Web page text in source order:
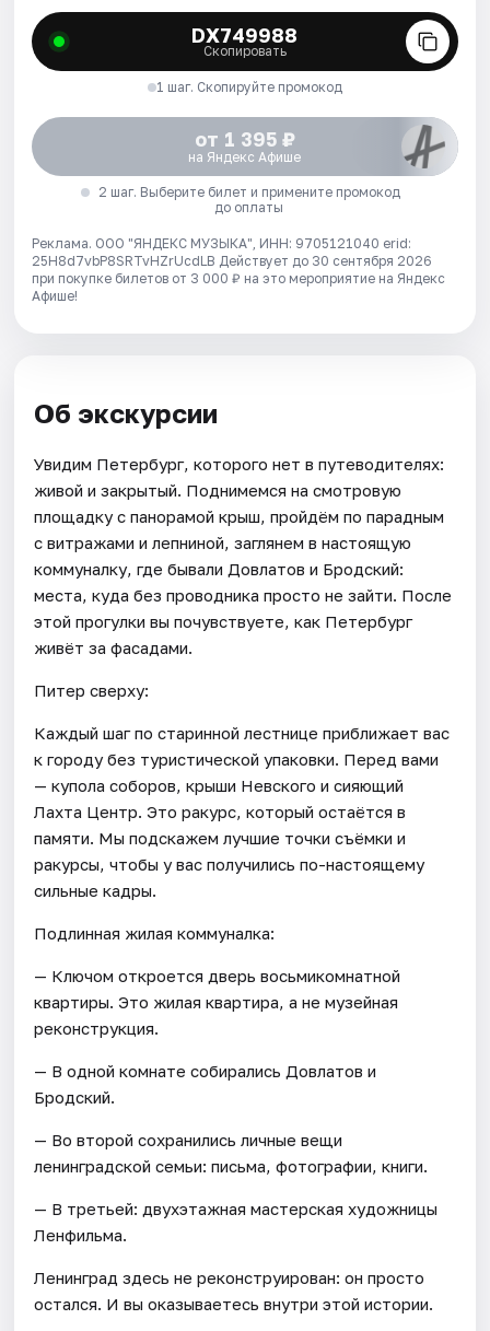
DX749988
Скопировать
1 шаг. Скопируйте промокод
от 1 395 ₽
на Яндекс Афише
2 шаг. Выберите билет и примените промокод
до оплаты
Реклама. ООО "ЯНДЕКС МУЗЫКА", ИНН: 9705121040 erid:
25H8d7vbP8SRTvHZrUcdLB Действует до 30 сентября 2026
при покупке билетов от 3 000 ₽ на это мероприятие на Яндекс
Афише!
Об экскурсии
Увидим Петербург, которого нет в путеводителях:
живой и закрытый. Поднимемся на смотровую
площадку с панорамой крыш, пройдём по парадным
с витражами и лепниной, заглянем в настоящую
коммуналку, где бывали Довлатов и Бродский:
места, куда без проводника просто не зайти. После
этой прогулки вы почувствуете, как Петербург
живёт за фасадами.
Питер сверху:
Каждый шаг по старинной лестнице приближает вас
к городу без туристической упаковки. Перед вами
— купола соборов, крыши Невского и сияющий
Лахта Центр. Это ракурс, который остаётся в
памяти. Мы подскажем лучшие точки съёмки и
ракурсы, чтобы у вас получились по-настоящему
сильные кадры.
Подлинная жилая коммуналка:
— Ключом откроется дверь восьмикомнатной
квартиры. Это жилая квартира, а не музейная
реконструкция.
— В одной комнате собирались Довлатов и
Бродский.
— Во второй сохранились личные вещи
ленинградской семьи: письма, фотографии, книги.
— В третьей: двухэтажная мастерская художницы
Ленфильма.
Ленинград здесь не реконструирован: он просто
остался. И вы оказываетесь внутри этой истории.